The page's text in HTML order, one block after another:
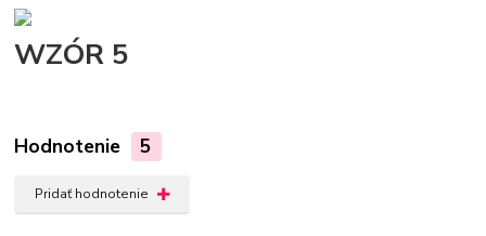
WZÓR 5
Hodnotenie 5
Pridať hodnotenie